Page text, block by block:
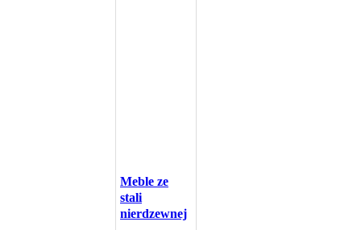
Meble ze
stali
nierdzewnej